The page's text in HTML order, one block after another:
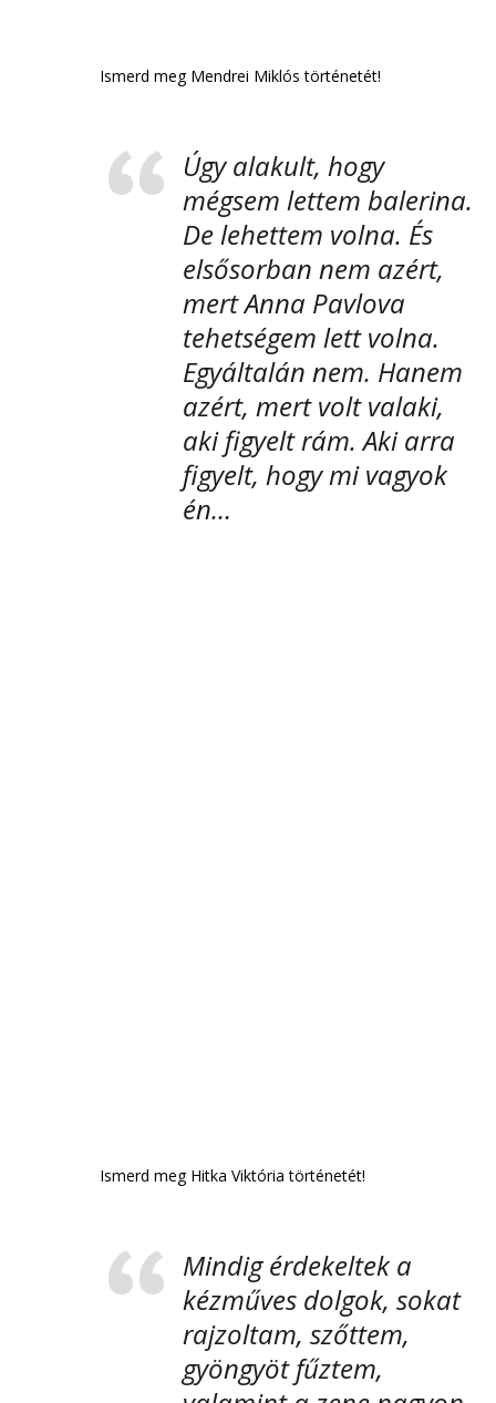
Ismerd meg Mendrei Miklós történetét!
Úgy alakult, hogy
mégsem lettem balerina.
De lehettem volna. És
elsősorban nem azért,
mert Anna Pavlova
tehetségem lett volna.
Egyáltalán nem. Hanem
azért, mert volt valaki,
aki figyelt rám. Aki arra
figyelt, hogy mi vagyok
én…
Ismerd meg Hitka Viktória történetét!
Mindig érdekeltek a
kézműves dolgok, sokat
rajzoltam, szőttem,
gyöngyöt fűztem,